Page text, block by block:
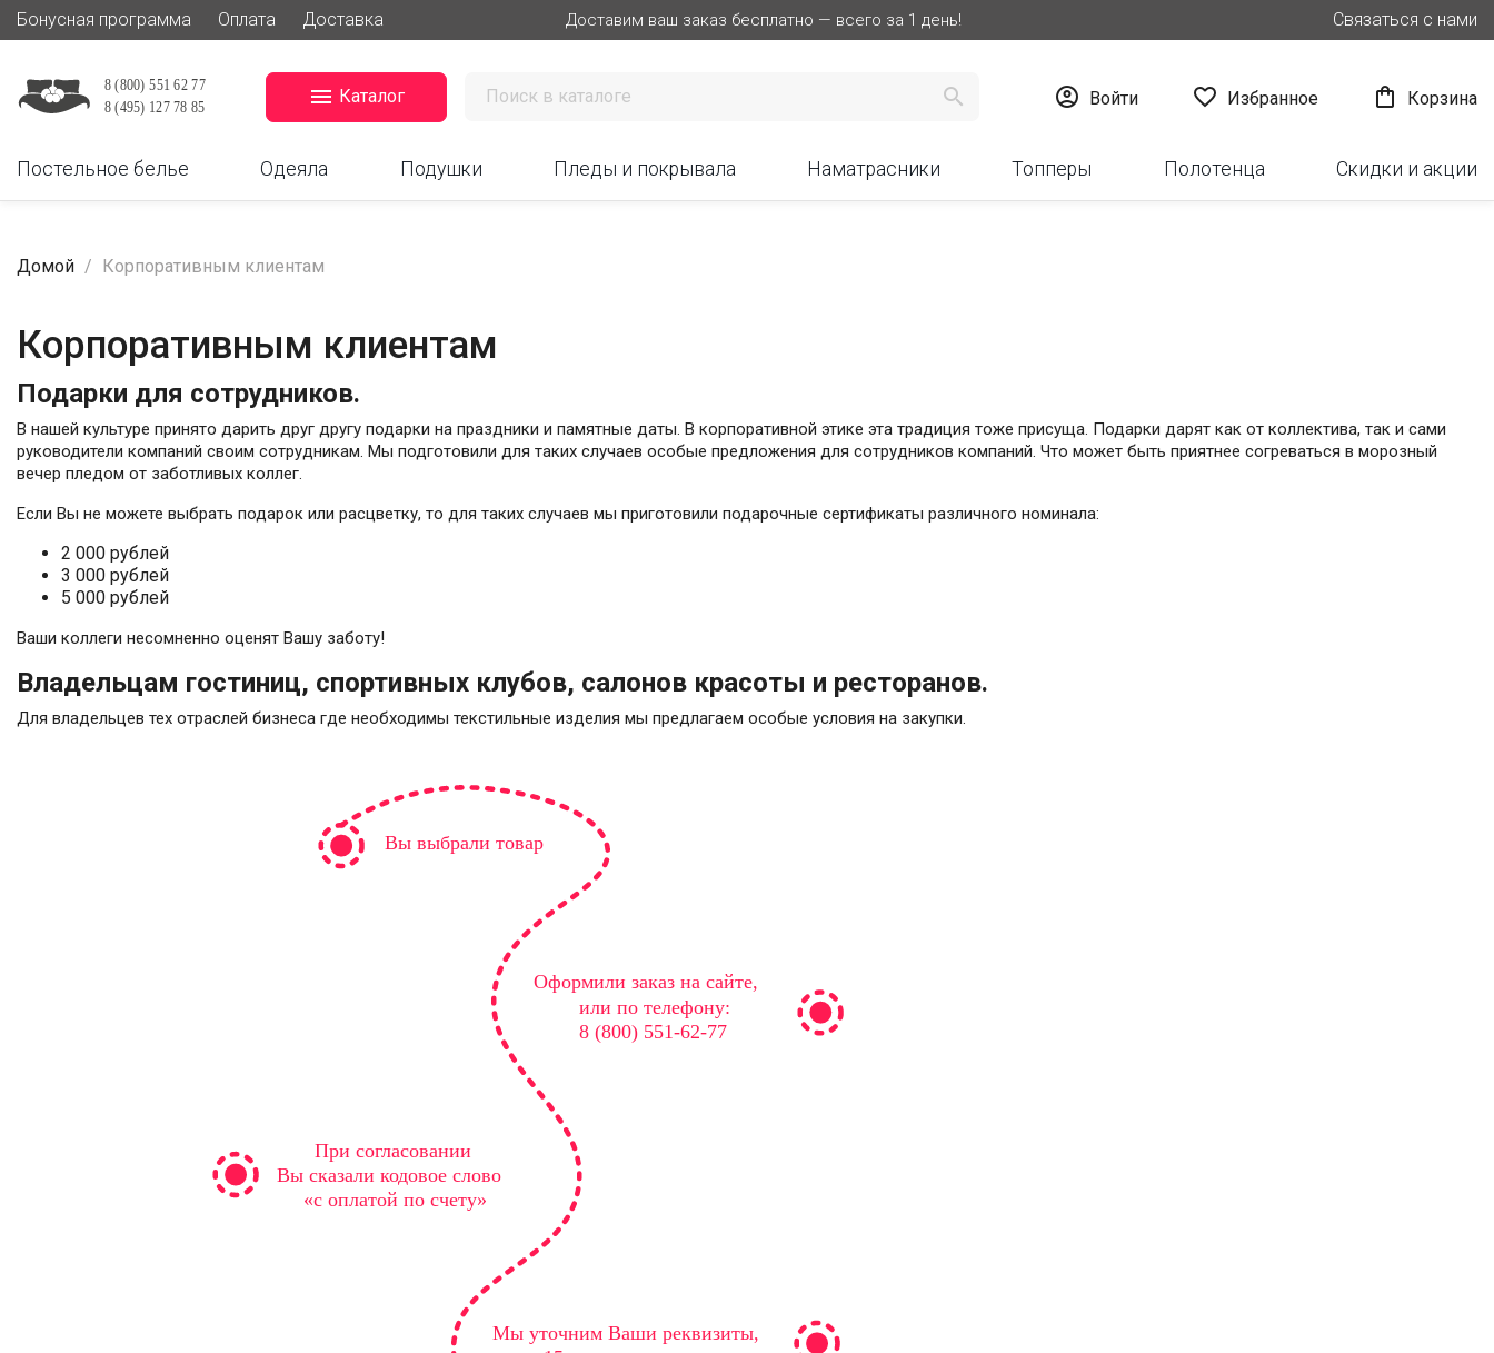
Бонусная программа Оплата Доставка Доставим ваш заказ бесплатно — всего за 1 день! Связаться с нами
 Каталог   Войти  Избранное  Корзина
Постельное белье Одеяла Подушки Пледы и покрывала Наматрасники Топперы Полотенца Скидки и акции
Домой Корпоративным клиентам
Корпоративным клиентам
Подарки для сотрудников.
В нашей культуре принято дарить друг другу подарки на праздники и памятные даты. В корпоративной этике эта традиция тоже присуща. Подарки дарят как от коллектива, так и сами
руководители компаний своим сотрудникам. Мы подготовили для таких случаев особые предложения для сотрудников компаний. Что может быть приятнее согреваться в морозный
вечер пледом от заботливых коллег.
Если Вы не можете выбрать подарок или расцветку, то для таких случаев мы приготовили подарочные сертификаты различного номинала:
2 000 рублей
3 000 рублей
5 000 рублей
Ваши коллеги несомненно оценят Вашу заботу!
Владельцам гостиниц, спортивных клубов, салонов красоты и ресторанов.
Для владельцев тех отраслей бизнеса где необходимы текстильные изделия мы предлагаем особые условия на закупки.